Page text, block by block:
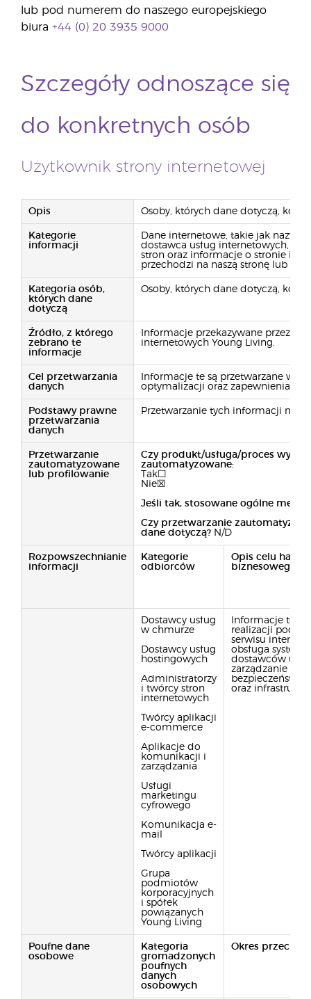
lub pod numerem do naszego europejskiego
biura +44 (0) 20 3935 9000
Szczegóły odnoszące się
do konkretnych osób
Użytkownik strony internetowej
Opis Osoby, których dane dotyczą,
Kategorie
informacji
Dane internetowe, takie jak nazwa
dostawca usług internetowych,
stron oraz informacje o stronie
przechodzi na naszą stronę lub
Kategoria osób,
których dane
dotyczą
Osoby, których dane dotyczą,
Źródło, z którego
zebrano te
informacje
Informacje przekazywane przez
internetowych Young Living.
Cel przetwarzania
danych
Informacje te są przetwarzane w
optymalizacji oraz zapewnienia
Podstawy prawne
przetwarzania
danych
Przetwarzanie tych informacji ma
Przetwarzanie
zautomatyzowane
lub profilowanie
Czy produkt/usługa/proces
zautomatyzowane:
Tak☐
Nie☒
Jeśli tak, stosowane ogólne
Czy przetwarzanie
dane dotyczą? N/D
Rozpowszechnianie
informacji
Kategorie
odbiorców
Opis celu
biznesowego
Dostawcy usług
w chmurze
Dostawcy usług
hostingowych
Administratorzy
i twórcy stron
internetowych
Twórcy aplikacji
e-commerce
Aplikacje do
komunikacji i
zarządzania
Usługi
marketingu
cyfrowego
Komunikacja e-
mail
Twórcy aplikacji
Grupa
podmiotów
korporacyjnych
i spółek
powiązanych
Young Living
Informacje te
realizacji
serwisu
obsługa
dostawców
zarządzanie
oraz
Poufne dane
osobowe
Kategoria
gromadzonych
poufnych
danych
osobowych
Okres